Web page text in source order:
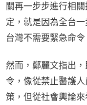
關再一步步進行相
定，就是因為全台
台灣不需要緊急命
然而，鄭麗文指出
令，像從禁止醫護
策，但從社會輿論